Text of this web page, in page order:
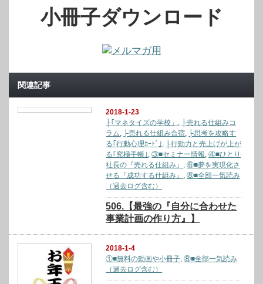
小冊子ダウンロード
関連記事
2018-1-23
├｢マネタイズの学校」 , ├売れる仕組みコ
ラム, ├売れる仕組み合宿, ├思考を攻略す
る｢行動心理ｶｰﾄﾞ｣, ├行動力と売上げが上が
る｢究極手帳｣,③■セミナー情報,④■ひとり
社長の『売れる仕組み』 ,⑥■夢を実現化さ
せる『成功する仕組み』 ,⑧■全部一気読み
（過去ログ含む）
506.【最強の『自分に合わせた
事業計画の作り方』】
2018-1-4
①■無料の動画や小冊子,⑧■全部一気読み
（過去ログ含む）